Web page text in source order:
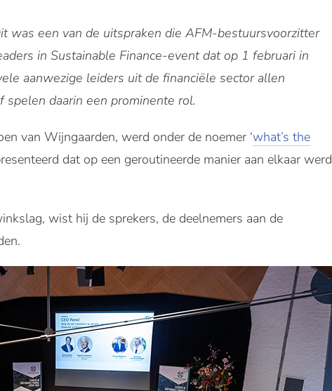
was een van de uitspraken die AFM-bestuursvoorzitter
in Sustainable Finance-event dat op 1 februari in
aanwezige leiders uit de financiële sector allen
spelen daarin een prominente rol.
van Wijngaarden, werd onder de noemer ‘what’s the
dat op een geroutineerde manier aan elkaar werd
wist hij de sprekers, de deelnemers aan de